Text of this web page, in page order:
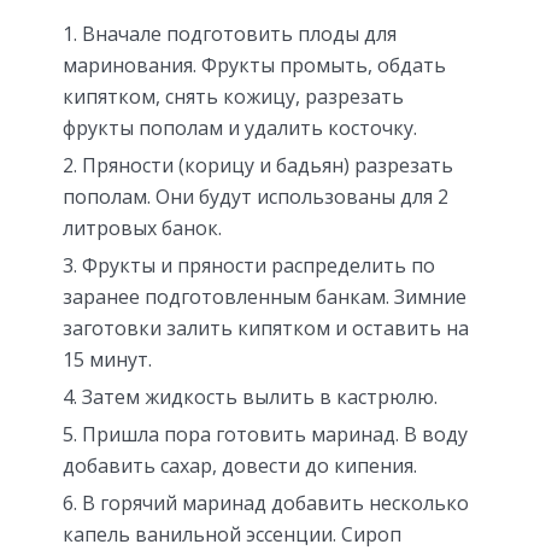
Вначале подготовить плоды для
маринования. Фрукты промыть, обдать
кипятком, снять кожицу, разрезать
фрукты пополам и удалить косточку.
Пряности (корицу и бадьян) разрезать
пополам. Они будут использованы для 2
литровых банок.
Фрукты и пряности распределить по
заранее подготовленным банкам. Зимние
заготовки залить кипятком и оставить на
15 минут.
Затем жидкость вылить в кастрюлю.
Пришла пора готовить маринад. В воду
добавить сахар, довести до кипения.
В горячий маринад добавить несколько
капель ванильной эссенции. Сироп